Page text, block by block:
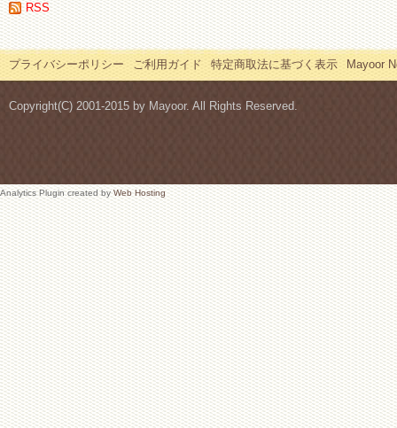
RSS
プライバシーポリシー ご利用ガイド 特定商取法に基づく表示 Mayoor
Copyright(C) 2001-2015 by Mayoor. All Rights Reserved.
Analytics Plugin created byWeb Hosting